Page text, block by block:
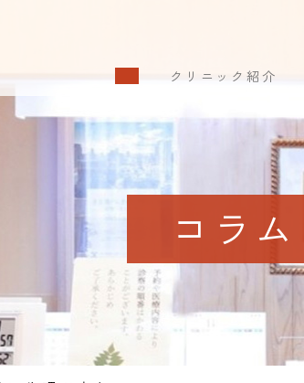
クリニック紹介
コラム